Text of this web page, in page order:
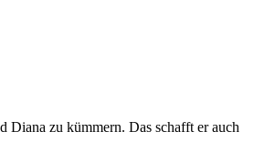
Diana zu kümmern. Das schafft er auch